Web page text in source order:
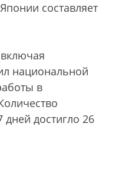
составляет
национальной
в
дней достигло 26